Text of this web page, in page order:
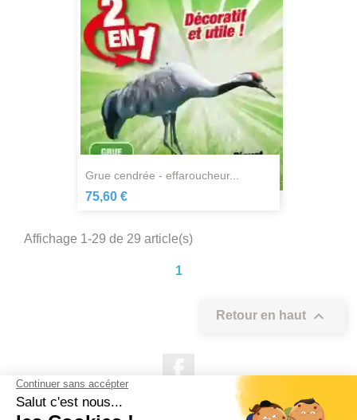
grue cendrée - effaroucheur...
75,60 €
Affichage 1-29 de 29 article(s)
1
Retour en haut 